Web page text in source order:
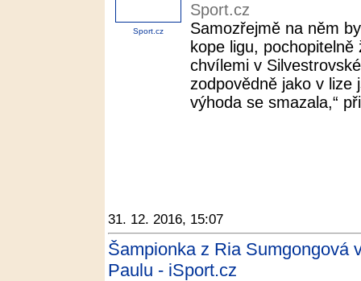
Sport.cz
Sport.cz
Samozřejmě na něm
kope ligu,
chvílemi v
zodpovědně jako v lize
výhoda se smazala,“
31. 12. 2016, 15:07
Šampionka z Ria Sumgongová
Paulu - iSport.cz